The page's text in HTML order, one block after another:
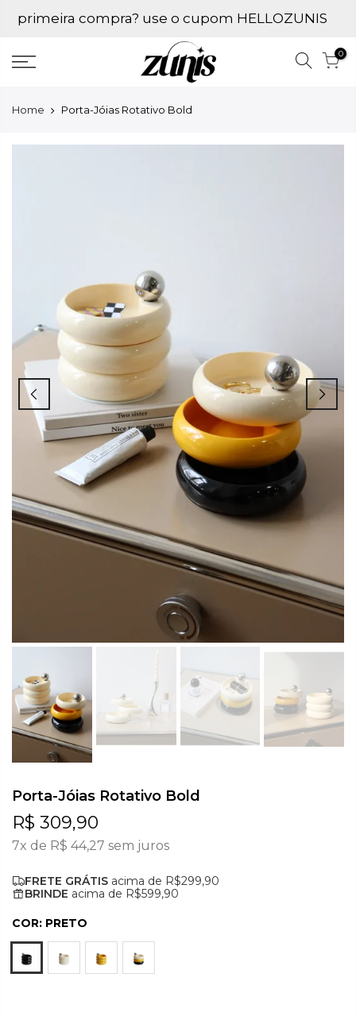
paraprimeira compra? use o cupom HELLOZUNIS
0
Home Porta-Jóias Rotativo Bold
Porta-Jóias Rotativo Bold
R$ 309,90
7x de R$ 44,27 sem juros
FRETE GRÁTIS acima de R$299,90
BRINDE acima de R$599,90
COR: PRETO